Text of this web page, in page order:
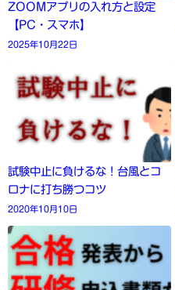
ZOOMアプリの入れ方と設定
【PC・スマホ】
2025年10月22日
試験中止に負けるな！台風とコ
ロナに打ち勝つコツ
2020年10月10日